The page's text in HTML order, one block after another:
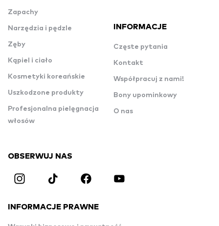
Zapachy
Narzędzia i pędzle
Zęby
Kąpiel i ciało
Kosmetyki koreańskie
Uszkodzone produkty
Profesjonalna pielęgnacja
włosów
INFORMACJE
Częste pytania
Kontakt
Współpracuj z nami!
Bony upominkowy
O nas
OBSERWUJ NAS
INFORMACJE PRAWNE